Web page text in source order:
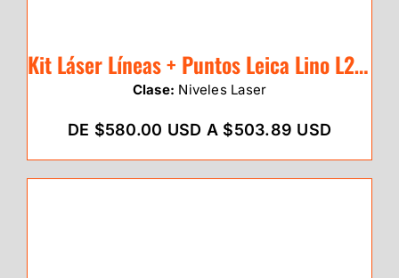
Kit Láser Líneas + Puntos Leica Lino L2P5 (rojo)
Clase: Niveles Laser
DE $580.00 USD A $503.89 USD